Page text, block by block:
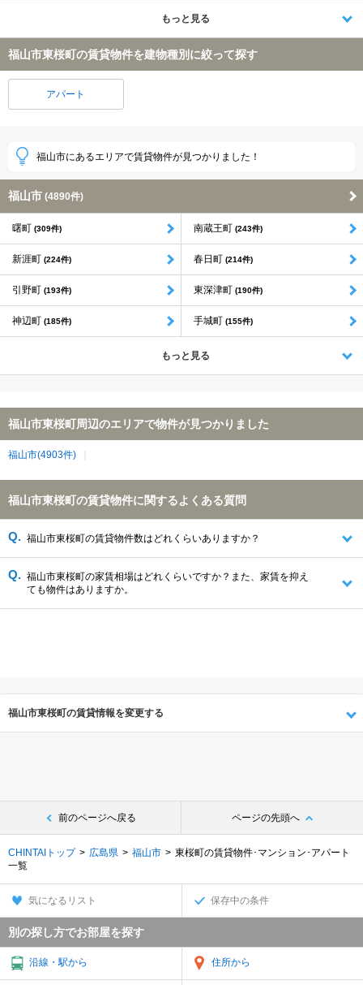
もっと見る
福山市東桜町の賃貸物件を建物種別に絞って探す
アパート
福山市にあるエリアで賃貸物件が見つかりました！
福山市 (4890件)
曙町 (309件) 南蔵王町 (243件)
新涯町 (224件) 春日町 (214件)
引野町 (193件) 東深津町 (190件)
神辺町 (185件) 手城町 (155件)
もっと見る
福山市東桜町周辺のエリアで物件が見つかりました
福山市(4903件)
福山市東桜町の賃貸物件に関するよくある質問
福山市東桜町の賃貸物件数はどれくらいありますか？
福山市東桜町の家賃相場はどれくらいですか？また、家賃を抑え
ても物件はありますか。
福山市東桜町の賃貸情報を変更する
前のページへ戻る ページの先頭へ
CHINTAIトップ 広島県 福山市
東桜町の賃貸物件･マンション･アパート
一覧
気になるリスト 保存中の条件
別の探し方でお部屋を探す
沿線・駅から 住所から